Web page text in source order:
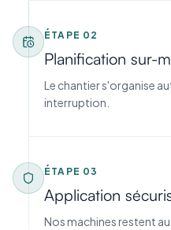
ÉTAPE 02
Planification sur-
Le chantier s'organise
interruption.
ÉTAPE 03
Application
Nos machines restent